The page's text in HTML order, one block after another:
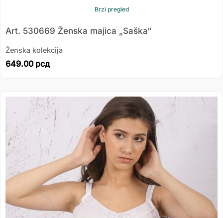
Brzi pregled
Art. 530669 Ženska majica „Saška“
Ženska kolekcija
649.00 рсд